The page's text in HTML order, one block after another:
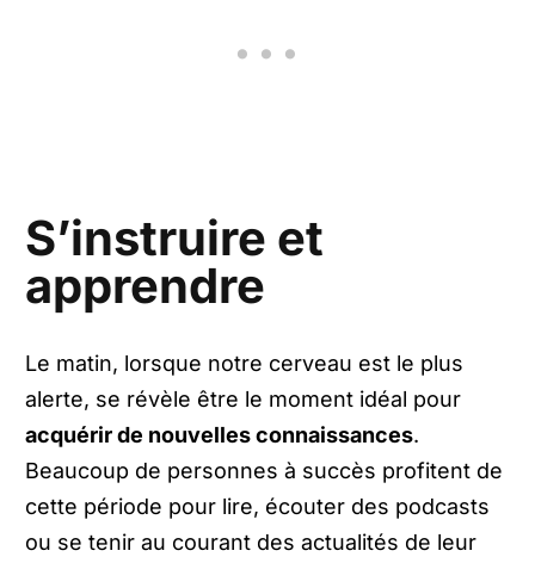
S’instruire et
apprendre
Le matin, lorsque notre cerveau est le plus
alerte, se révèle être le moment idéal pour
acquérir de nouvelles connaissances.
Beaucoup de personnes à succès profitent de
cette période pour lire, écouter des podcasts
ou se tenir au courant des actualités de leur